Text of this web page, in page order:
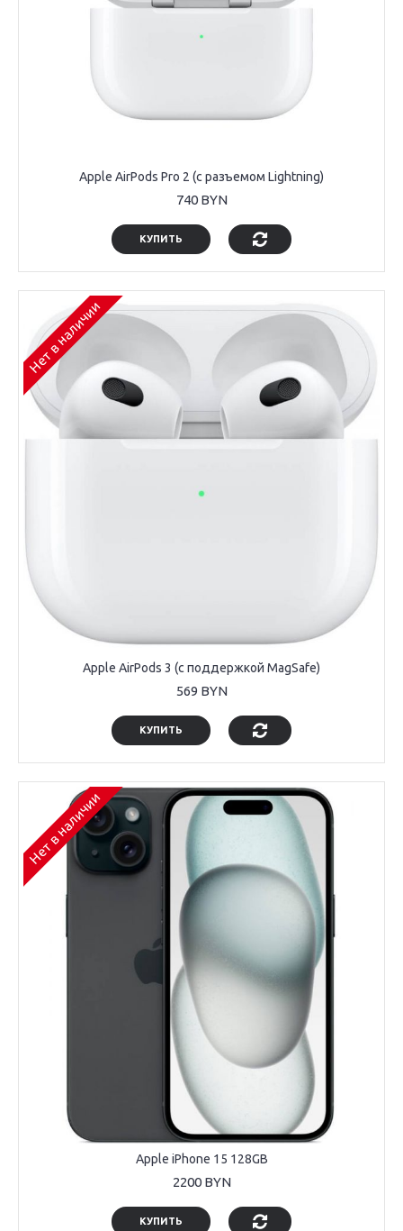
Apple AirPods Pro 2 (с разъемом Lightning)
740 BYN
КУПИТЬ
Нет в наличии
Apple AirPods 3 (с поддержкой MagSafe)
569 BYN
КУПИТЬ
Нет в наличии
Apple iPhone 15 128GB
2200 BYN
КУПИТЬ